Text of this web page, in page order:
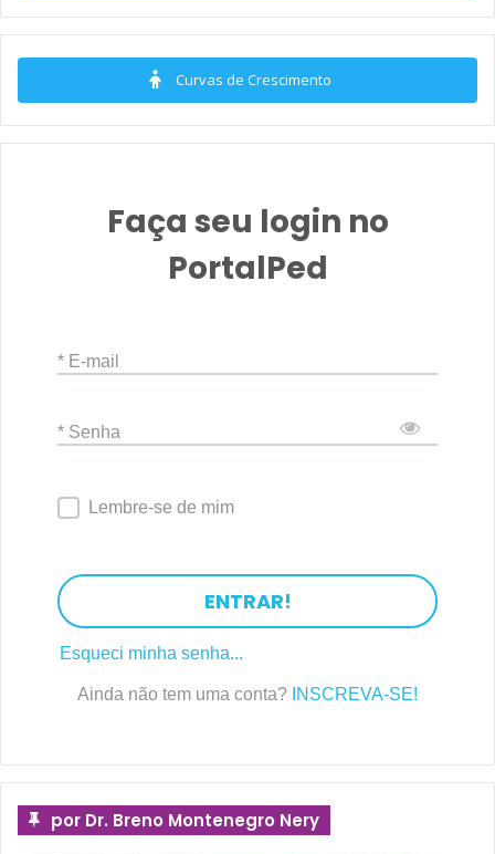
Curvas de Crescimento
Faça seu login no
PortalPed
* E-mail
* Senha
Lembre-se de mim
ENTRAR!
Esqueci minha senha...
Ainda não tem uma conta? INSCREVA-SE!
por Dr. Breno Montenegro Nery